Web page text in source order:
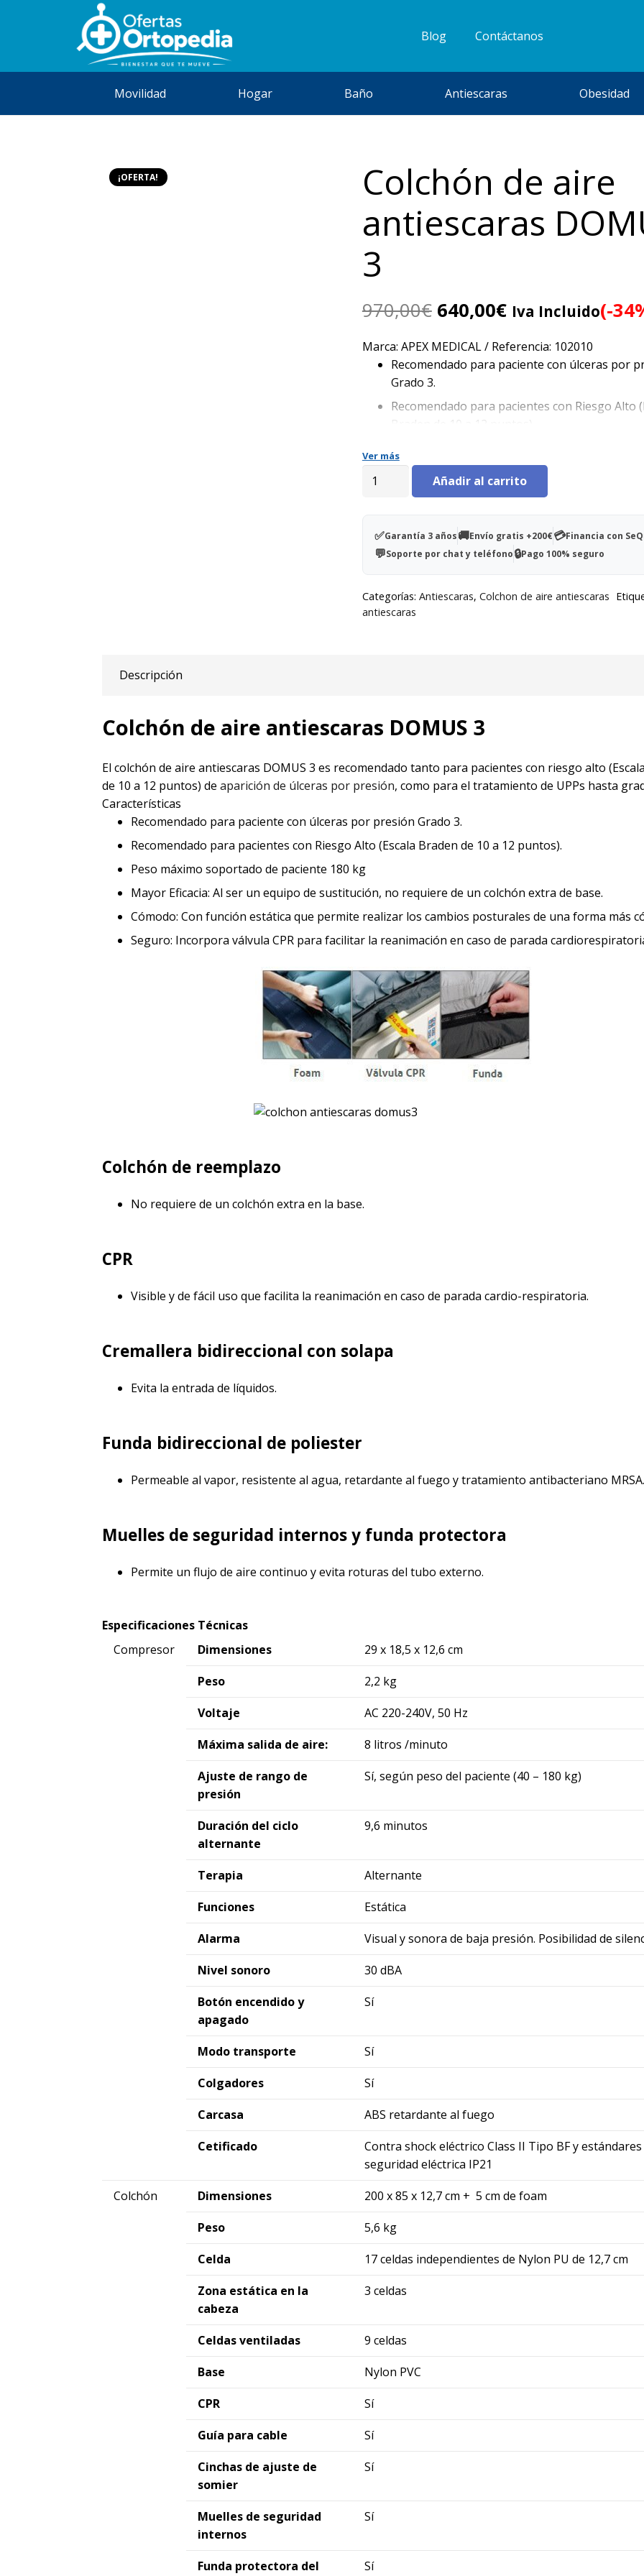
Blog Contáctanos
Movilidad Hogar Baño Antiescaras Obesidad
¡OFERTA!
Colchón de aire
antiescaras
3
970,00€ El
precio
original
era:
640,00€El
actual
es:
Iva Incluido(-
Marca: APEX MEDICAL / Referencia: 102010
Recomendado para paciente con úlceras por
Grado 3.
Recomendado para pacientes con Riesgo Alto
Braden de 10 a 12 puntos).
Mayor Eficacia: Al ser un equipo de sustitución,
requiere de un colchón extra de base.
cambios posturales de una forma más cómoda.
Seguro: Incorpora válvula CPR para facilitar la
Ver más
Colchón
DOMUS
Añadir al carrito
✅Garantía 3 años🚚Envío gratis +200€💳Financia con
💬Soporte por chat y teléfono🔒Pago 100% seguro
Categorías: Antiescaras, Colchon de aire antiescaras
antiescaras
Descripción
Colchón de aire antiescaras DOMUS 3
El colchón de aire antiescaras DOMUS 3 es recomendado tanto para pacientes con riesgo alto
de 10 a 12 puntos) de aparición de úlceras por presión, como para el tratamiento de UPPs hasta
Características
Recomendado para paciente con úlceras por presión Grado 3.
Recomendado para pacientes con Riesgo Alto (Escala Braden de 10 a 12 puntos).
Peso máximo soportado de paciente 180 kg
Mayor Eficacia: Al ser un equipo de sustitución, no requiere de un colchón extra de base.
Cómodo: Con función estática que permite realizar los cambios posturales de una forma más
Seguro: Incorpora válvula CPR para facilitar la reanimación en caso de parada
Colchón de reemplazo
No requiere de un colchón extra en la base.
CPR
Visible y de fácil uso que facilita la reanimación en caso de parada cardio-respiratoria.
Cremallera bidireccional con solapa
Evita la entrada de líquidos.
Funda bidireccional de poliester
Permeable al vapor, resistente al agua, retardante al fuego y tratamiento antibacteriano MRSA.
Muelles de seguridad internos y funda protectora
Permite un flujo de aire continuo y evita roturas del tubo externo.
Especificaciones Técnicas
Compresor
Dimensiones
29 x 18,5 x 12,6 cm
Peso
2,2 kg
Voltaje
AC 220-240V, 50 Hz
Máxima salida de aire:
8 litros /minuto
Ajuste de rango de
presión
Sí, según peso del paciente (40 – 180 kg)
Duración del ciclo
alternante
9,6 minutos
Terapia
Alternante
Funciones
Estática
Alarma
Visual y sonora de baja presión. Posibilidad de
Nivel sonoro
30 dBA
Botón encendido y
apagado
Sí
Modo transporte
Sí
Colgadores
Sí
Carcasa
ABS retardante al fuego
Cetificado
Contra shock eléctrico Class II Tipo BF y estándares
seguridad eléctrica IP21
Colchón
Dimensiones
200 x 85 x 12,7 cm + 5 cm de foam
Peso
5,6 kg
Celda
17 celdas independientes de Nylon PU de 12,7 cm
Zona estática en la
cabeza
3 celdas
Celdas ventiladas
9 celdas
Base
Nylon PVC
CPR
Sí
Guía para cable
Sí
Cinchas de ajuste de
somier
Sí
Muelles de seguridad
internos
Sí
Funda protectora del
Sí